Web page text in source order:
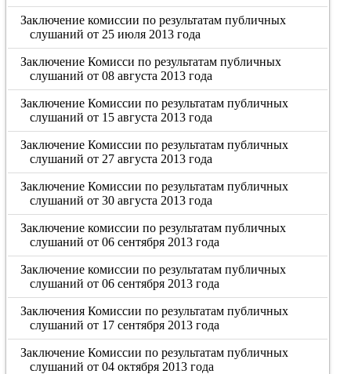
Заключение комиссии по результатам публичных
слушаний от 25 июля 2013 года
Заключение Комисси по результатам публичных
слушаний от 08 августа 2013 года
Заключение Комиссии по результатам публичных
слушаний от 15 августа 2013 года
Заключение Комиссии по результатам публичных
слушаний от 27 августа 2013 года
Заключение Комиссии по результатам публичных
слушаний от 30 августа 2013 года
Заключение комиссии по результатам публичных
слушаний от 06 сентября 2013 года
Заключение комиссии по результатам публичных
слушаний от 06 сентября 2013 года
Заключения Комиссии по результатам публичных
слушаний от 17 сентября 2013 года
Заключение Комиссии по результатам публичных
слушаний от 04 октября 2013 года